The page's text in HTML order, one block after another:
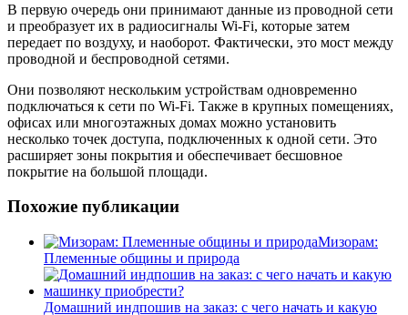
В первую очередь они принимают данные из проводной сети
и преобразует их в радиосигналы Wi-Fi, которые затем
передает по воздуху, и наоборот. Фактически, это мост между
проводной и беспроводной сетями.
Они позволяют нескольким устройствам одновременно
подключаться к сети по Wi-Fi. Также в крупных помещениях,
офисах или многоэтажных домах можно установить
несколько точек доступа, подключенных к одной сети. Это
расширяет зоны покрытия и обеспечивает бесшовное
покрытие на большой площади.
Похожие публикации
Мизорам:
Племенные общины и природа
Домашний индпошив на заказ: с чего начать и какую